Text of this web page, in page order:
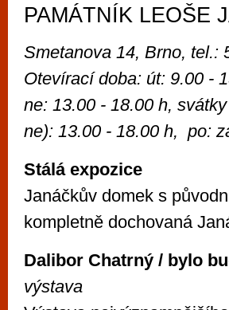
PAMÁTNÍK LEOŠE
Smetanova 14, Brno, tel.:
Otevírací doba: út: 9.00 -
ne: 13.00 - 18.00 h,
ne): 13.00 - 18.00 h, po:
Stálá expozice
Janáčkův domek s
kompletně dochovaná
Dalibor Chatrný / bylo
výstava